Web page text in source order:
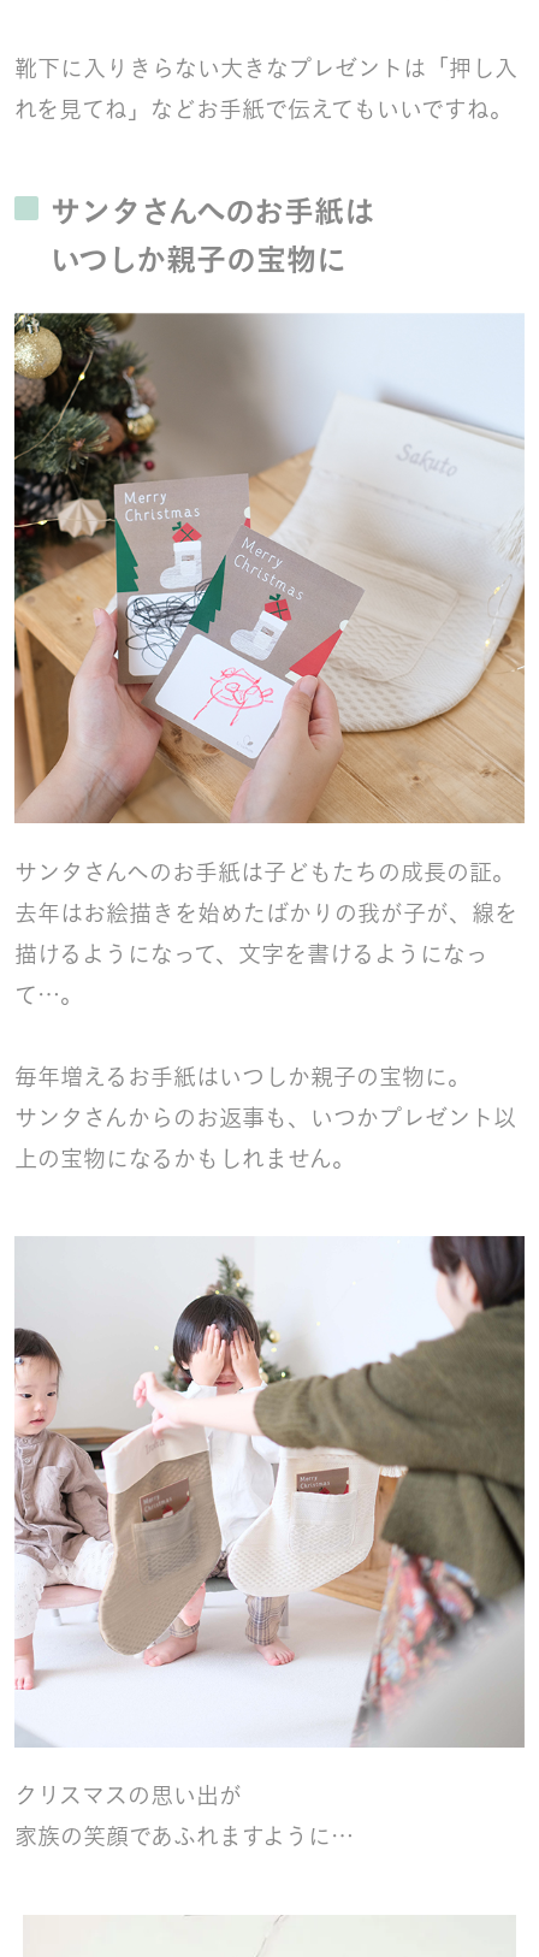
靴下に入りきらない大きなプレゼントは「押し入
れを見てね」などお手紙で伝えてもいいですね。
サンタさんへのお手紙は
いつしか親子の宝物に
サンタさんへのお手紙は子どもたちの成長の証。
去年はお絵描きを始めたばかりの我が子が、線を
描けるようになって、文字を書けるようになっ
て…。
毎年増えるお手紙はいつしか親子の宝物に。
サンタさんからのお返事も、いつかプレゼント以
上の宝物になるかもしれません。
クリスマスの思い出が
家族の笑顔であふれますように…